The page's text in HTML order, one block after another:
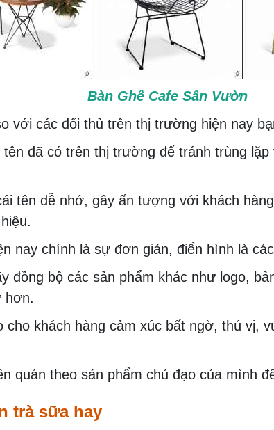
Bàn Ghế Cafe Sân Vườn
với các đối thủ trên thị trường hiện nay
tên đã có trên thị trường để tránh trùng
tên dễ nhớ, gây ấn tượng với khách
nay chính là sự đơn giản, điển hình là
đồng bộ các sản phẩm khác như logo,
hơn.
cho khách hàng cảm xúc bất ngờ, thú vị,
quán theo sản phẩm chủ đạo của mình
trà sữa hay